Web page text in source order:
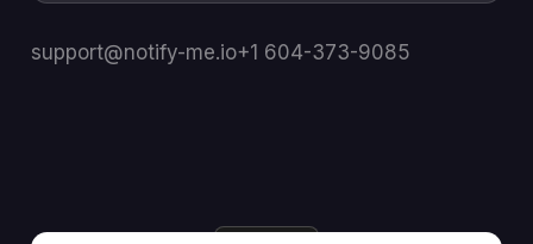
support@notify-me.io+1 604-373-9085